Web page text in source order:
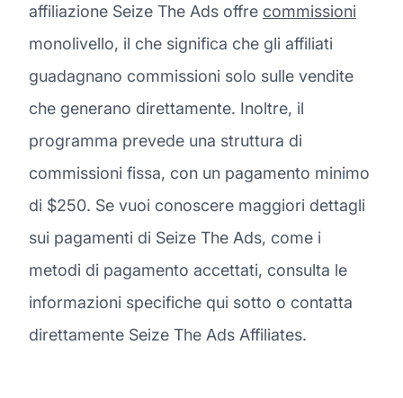
affiliazione Seize The Ads offre commissioni
monolivello, il che significa che gli affiliati
guadagnano commissioni solo sulle vendite
che generano direttamente. Inoltre, il
programma prevede una struttura di
commissioni fissa, con un pagamento minimo
di $250. Se vuoi conoscere maggiori dettagli
sui pagamenti di Seize The Ads, come i
metodi di pagamento accettati, consulta le
informazioni specifiche qui sotto o contatta
direttamente Seize The Ads Affiliates.